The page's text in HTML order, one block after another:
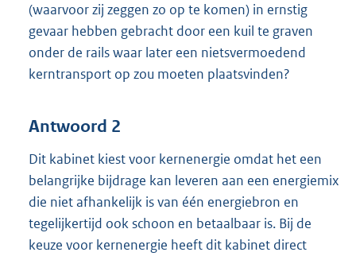
(waarvoor zij zeggen zo op te komen) in ernstig
gevaar hebben gebracht door een kuil te graven
onder de rails waar later een nietsvermoedend
kerntransport op zou moeten plaatsvinden?
Antwoord 2
Dit kabinet kiest voor kernenergie omdat het een
belangrijke bijdrage kan leveren aan een energiemix
die niet afhankelijk is van één energiebron en
tegelijkertijd ook schoon en betaalbaar is. Bij de
keuze voor kernenergie heeft dit kabinet direct